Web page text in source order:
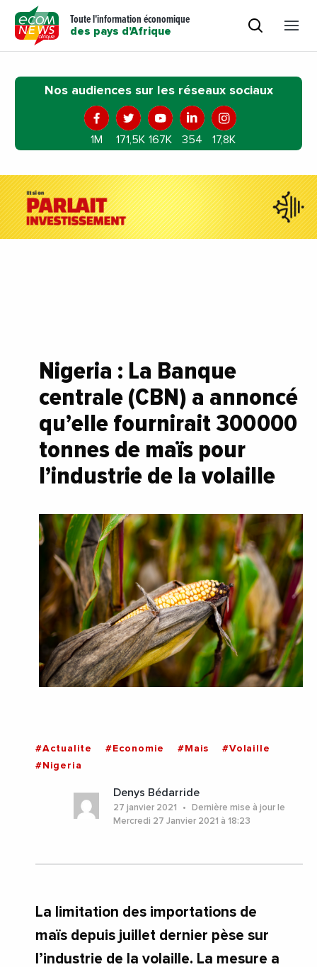
Toute l'information économique
des pays d'Afrique
Nos audiences sur les réseaux sociaux
1M 171,5K 167K 354 17,8K
Nigeria : La Banque
centrale (CBN) a annoncé
qu’elle fournirait 300 000
tonnes de maïs pour
l’industrie de la volaille
#Actualite #Economie #Mais
#Volaille
#Nigeria
Denys Bédarride
27 janvier 2021
Dernière mise à jour le
Mercredi 27 Janvier 2021 à 18:23
La limitation des importations de
maïs depuis juillet dernier pèse sur
l’industrie de la volaille. La mesure a